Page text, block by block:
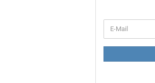
ZUR
E-
Mail